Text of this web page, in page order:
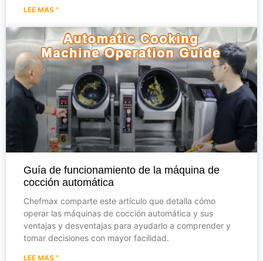
LEE MAS "
Guía de funcionamiento de la máquina de
cocción automática
Chefmax comparte este artículo que detalla cómo
operar las máquinas de cocción automática y sus
ventajas y desventajas para ayudarlo a comprender y
tomar decisiones con mayor facilidad.
LEE MAS "